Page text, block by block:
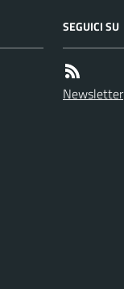
SEGUICI SU
Newsletter